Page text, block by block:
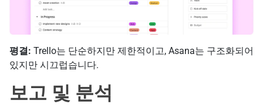
평결: Trello는 단순하지만 제한적이고, Asana는 구조화되어
있지만 시끄럽습니다.
보고 및 분석